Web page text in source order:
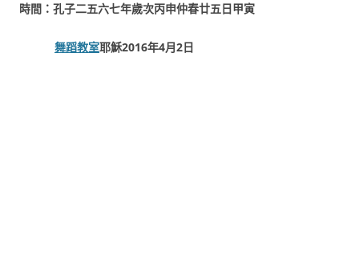
時間：孔子二五六七年歲次丙申仲春廿五日甲寅
舞蹈教室耶穌2016年4月2日